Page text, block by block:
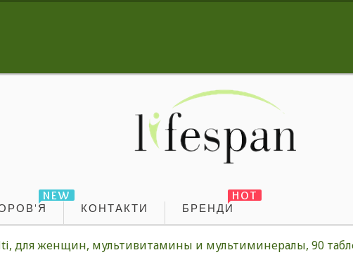
NEW
КОНТАКТИ
HOT
БРЕНДИ
для женщин, мультивитамины и мультиминералы, 90